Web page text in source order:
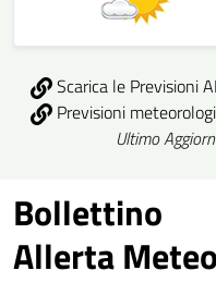
Scarica le Previsioni
Previsioni
Ultimo
Bollettino
Allerta Meteo